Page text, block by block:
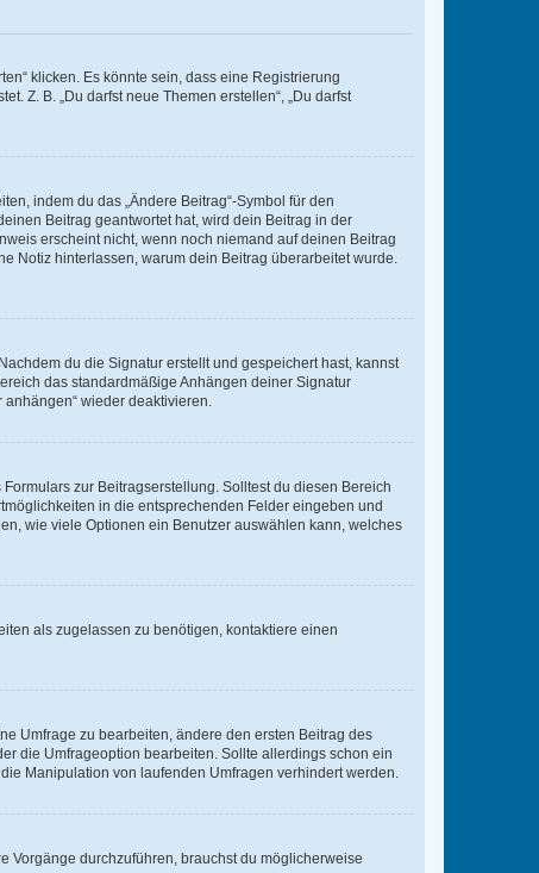
klicken. Es könnte sein, dass eine Registrierung
Z. B. „Du darfst neue Themen erstellen“, „Du darfst
indem du das „Ändere Beitrag“-Symbol für den
Beitrag geantwortet hat, wird dein Beitrag in der
erscheint nicht, wenn noch niemand auf deinen Beitrag
Notiz hinterlassen, warum dein Beitrag überarbeitet wurde.
du die Signatur erstellt und gespeichert hast, kannst
das standardmäßige Anhängen deiner Signatur
wieder deaktivieren.
zur Beitragserstellung. Solltest du diesen Bereich
in die entsprechenden Felder eingeben und
wie viele Optionen ein Benutzer auswählen kann, welches
als zugelassen zu benötigen, kontaktiere einen
Umfrage zu bearbeiten, ändere den ersten Beitrag des
die Umfrageoption bearbeiten. Sollte allerdings schon ein
Manipulation von laufenden Umfragen verhindert werden.
Vorgänge durchzuführen, brauchst du möglicherweise